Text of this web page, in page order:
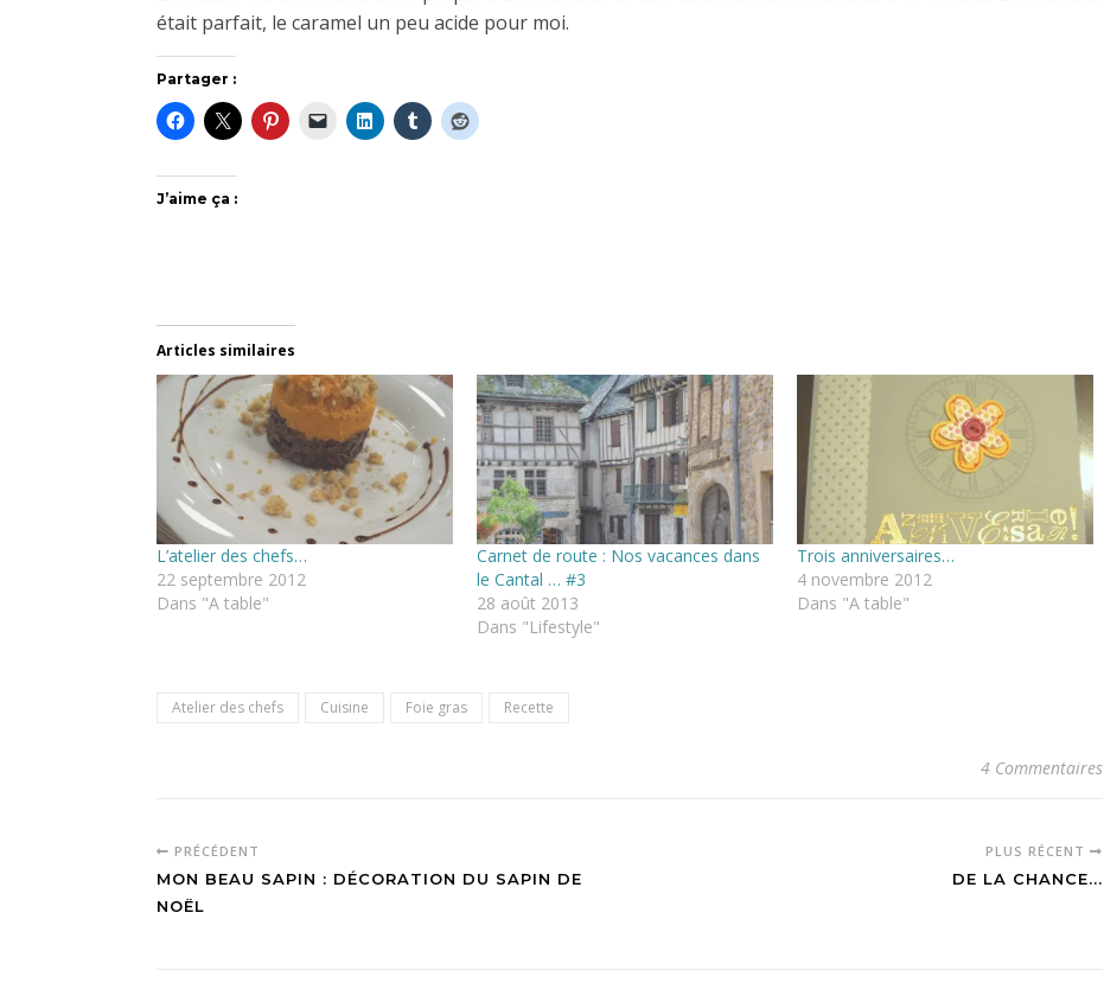
était parfait, le caramel un peu acide pour moi.
Partager :
J’aime ça :
Articles similaires
L’atelier des chefs…
22 septembre 2012
Dans "A table"
Carnet de route : Nos vacances dans
le Cantal … #3
28 août 2013
Dans "Lifestyle"
Trois anniversaires…
4 novembre 2012
Dans "A table"
Atelier des chefs Cuisine Foie gras Recette
4 Commentaires
PRÉCÉDENT
MON BEAU SAPIN : DÉCORATION DU SAPIN DE
NOËL
PLUS RÉCENT
DE LA CHANCE...